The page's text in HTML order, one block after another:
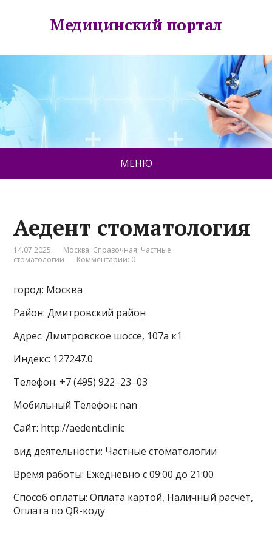
Медицинский портал
МЕНЮ
Аедент стоматология
14.07.2025 Москва, Справочная, Частные
стоматологии
Комментарии: 0
город: Москва
Район: Дмитровский район
Адрес: Дмитровское шоссе, 107а к1
Индекс: 127247.0
Телефон: +7 (495) 922‒23‒03
Мобильный Телефон: nan
Сайт: http://aedent.clinic
вид деятельности: Частные стоматологии
Время работы: Ежедневно с 09:00 до 21:00
Способ оплаты: Оплата картой, Наличный расчёт,
Оплата по QR-коду